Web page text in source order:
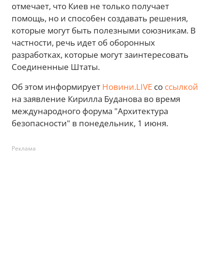
отмечает, что Киев не только получает
помощь, но и способен создавать решения,
которые могут быть полезными союзникам. В
частности, речь идет об оборонных
разработках, которые могут заинтересовать
Соединенные Штаты.
Об этом информирует Новини.LIVE со ссылкой
на заявление Кирилла Буданова во время
международного форума "Архитектура
безопасности" в понедельник, 1 июня.
Реклама